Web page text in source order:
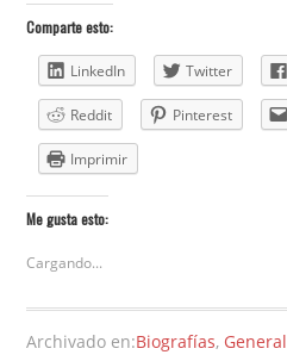
Comparte esto:
LinkedIn Twitter
Reddit Pinterest
Imprimir
Me gusta esto:
Cargando...
Archivado en:Biografías, General